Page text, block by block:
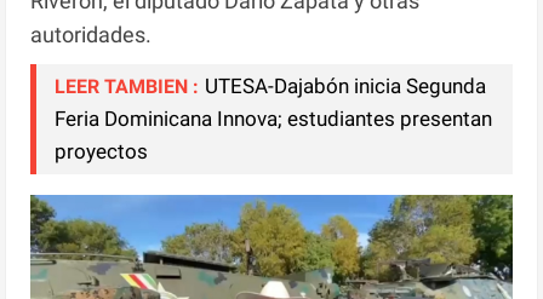
autoridades.
LEER TAMBIEN : UTESA-Dajabón inicia Segunda
Feria Dominicana Innova; estudiantes presentan
proyectos